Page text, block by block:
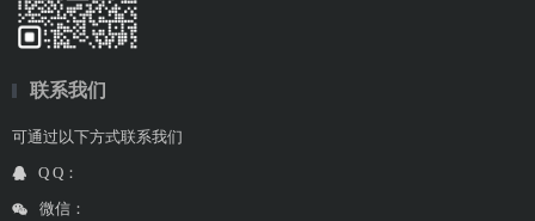
联系我们
可通过以下方式联系我们
Q Q：
微信：